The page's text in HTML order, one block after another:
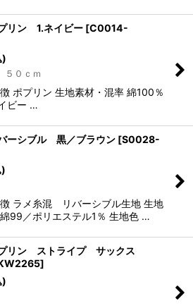
リン 1.ネイビー [C0014-
)
０ｃｍ
ポプリン 生地素材・混率 綿100％
ビー …
ーシブル 黒／ブラウン [S0028-
ラメ糸混 リバーシブル生地 生地
99／ポリエステル1％ 生地色 …
リン ストライプ サックス
]
)